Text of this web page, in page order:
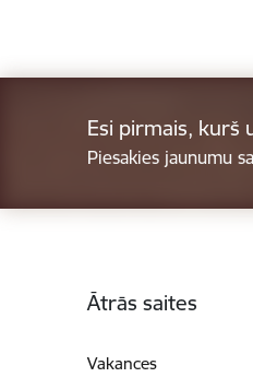
Esi pirmais, kurš
Piesakies jaunumu
Ātrās saites
Vakances